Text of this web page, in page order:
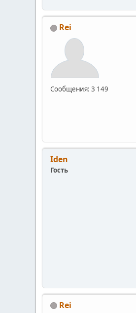
Rei
Сообщения: 3 149
Iden
Гость
Rei